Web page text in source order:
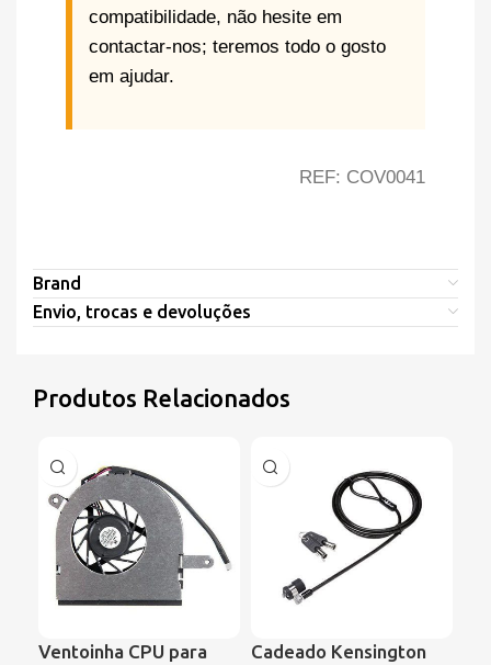
compatibilidade, não hesite em
contactar-nos; teremos todo o gosto
em ajudar.
REF: COV0041
Brand
Envio, trocas e devoluções
Produtos Relacionados
Ventoinha CPU para
Cadeado Kensington